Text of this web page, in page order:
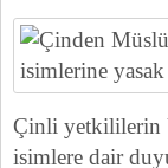
Çinli yetkililerin
isimlere dair